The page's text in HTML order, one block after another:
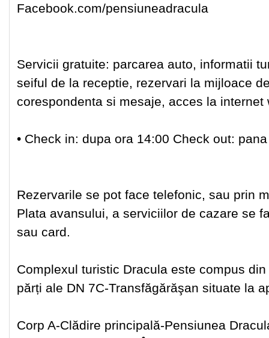
Facebook.com/pensiuneadracula
Servicii gratuite: parcarea auto, informatii
seiful de la receptie, rezervari la mijloace
corespondenta si mesaje, acces la internet
• Check in: dupa ora 14:00 Check out:
Rezervarile se pot face telefonic, sau prin
Plata avansului, a serviciilor de cazare se
sau card.
Complexul turistic Dracula este compus
părți ale DN 7C-Transfăgărăşan situate la
Corp A-Clădire principală-Pensiunea